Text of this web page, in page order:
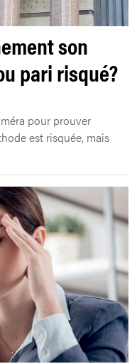
son
pari risqué?
pour prouver
est risquée, mais